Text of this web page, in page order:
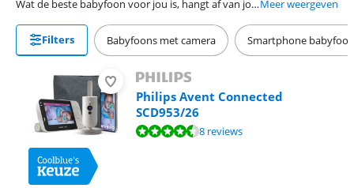
Wat de beste babyfoon voor jou is, hangt af van jouw wensen. Is alleen geluid voldoende? Dan is een basis babyfoon een goede keuze. Als je jouw kindje ook wilt zien, kies je voor een babyfoon met camera. Naast de normale camera babyfoons zijn er ook slimme babyfoons met app. Hiermee zie je wat er in de kinderkamer gebeurt. Zelfs als je niet thuis bent. Of je houdt je de gezondheid van je kindje in de gaten in de app. Daarnaast is het belangrijk dat je bedenkt welke extra functies je op de babyfoon wilt. Er zijn namelijk babyfoons met terugspreekfunctie, slaapliedjes of een nachtlampje.Meer weergeven
Filters Babyfoons met camera Smartphone
Philips Avent Connected
SCD953/26
Beoordeling is 8,7 van de 10, gebaseerd op 8 reviews.
8 reviews